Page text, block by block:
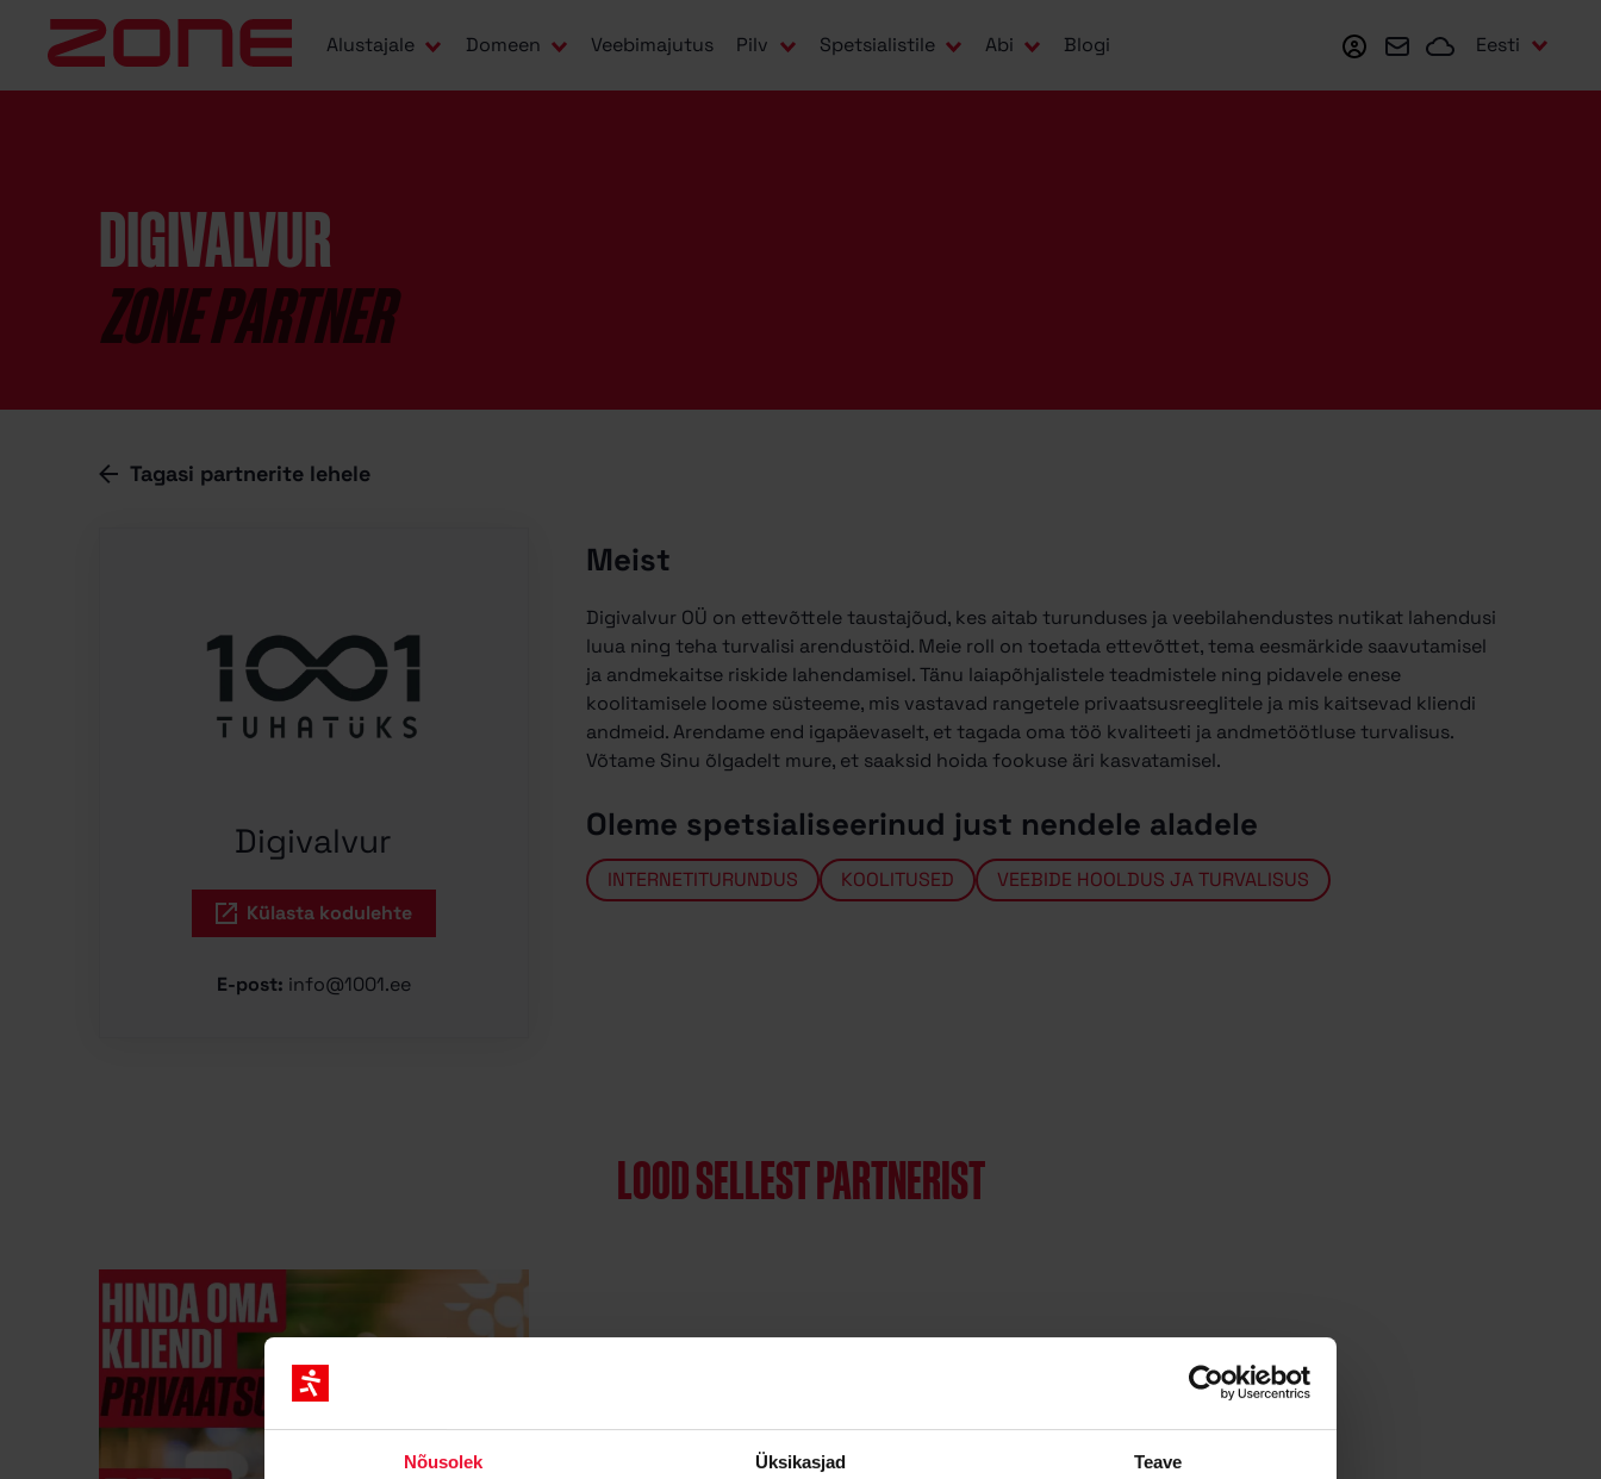
Nõusolek Üksikasjad Teave
Alustajale
Domeen Veebimajutus Pilv Spetsialistile Abi Blogi Minu ZoneWebmailZonecloud
Eesti
DIGIVALVUR
ZONE PARTNER
Tagasi partnerite lehele
Digivalvur
Külasta kodulehte
E-post: info@1001.ee
Meist
Digivalvur OÜ on ettevõttele taustajõud, kes aitab turunduses ja veebilahendustes nutikat lahendusi
luua ning teha turvalisi arendustöid. Meie roll on toetada ettevõttet, tema eesmärkide saavutamisel
ja andmekaitse riskide lahendamisel. Tänu laiapõhjalistele teadmistele ning pidavele enese
koolitamisele loome süsteeme, mis vastavad rangetele privaatsusreeglitele ja mis kaitsevad kliendi
andmeid. Arendame end igapäevaselt, et tagada oma töö kvaliteeti ja andmetöötluse turvalisus.
Võtame Sinu õlgadelt mure, et saaksid hoida fookuse äri kasvatamisel.
Oleme spetsialiseerinud just nendele aladele
INTERNETITURUNDUS KOOLITUSED VEEBIDE HOOLDUS JA TURVALISUS
LOOD SELLEST PARTNERIST